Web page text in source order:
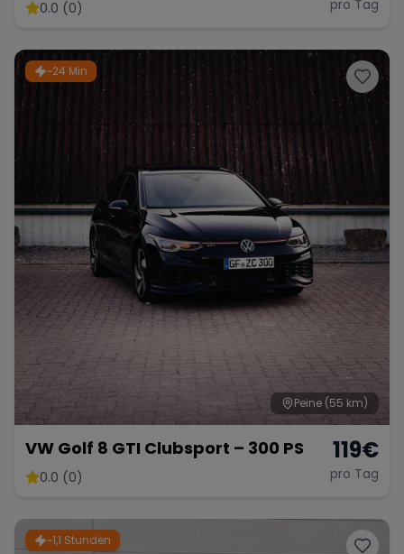
0.0 (0) pro Tag
~24 Min
Peine (55 km)
VW Golf 8 GTI Clubsport – 300 PS
0.0 (0)
119€
pro Tag
~1,1 Stunden